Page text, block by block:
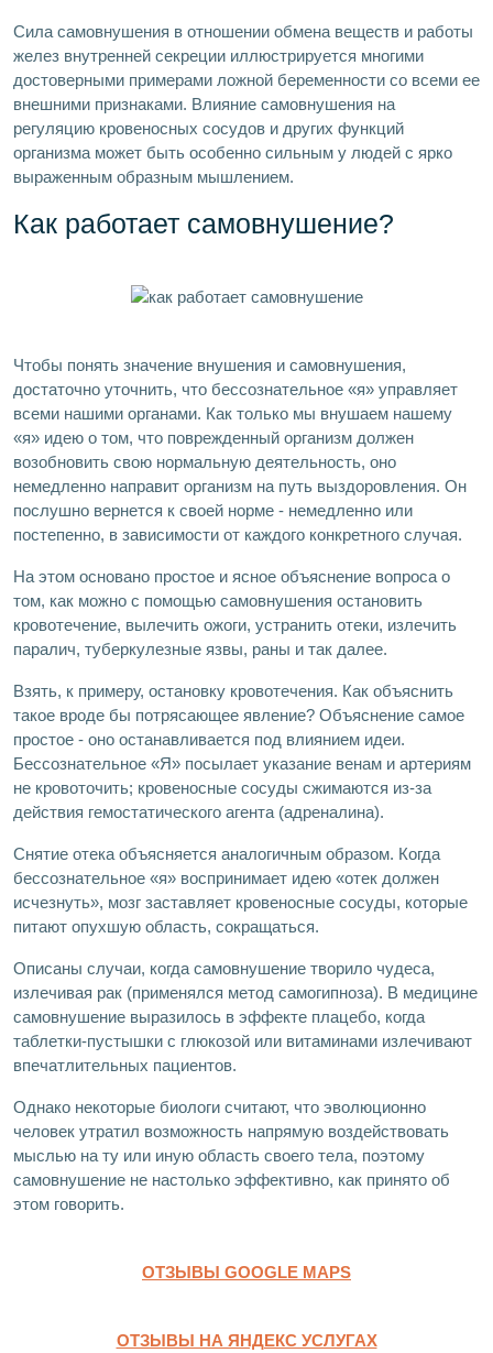
Сила самовнушения в отношении обмена веществ и работы
желез внутренней секреции иллюстрируется многими
достоверными примерами ложной беременности со всеми ее
внешними признаками. Влияние самовнушения на
регуляцию кровеносных сосудов и других функций
организма может быть особенно сильным у людей с ярко
выраженным образным мышлением.
Как работает самовнушение?
Чтобы понять значение внушения и самовнушения,
достаточно уточнить, что бессознательное «я» управляет
всеми нашими органами. Как только мы внушаем нашему
«я» идею о том, что поврежденный организм должен
возобновить свою нормальную деятельность, оно
немедленно направит организм на путь выздоровления. Он
послушно вернется к своей норме - немедленно или
постепенно, в зависимости от каждого конкретного случая.
На этом основано простое и ясное объяснение вопроса о
том, как можно с помощью самовнушения остановить
кровотечение, вылечить ожоги, устранить отеки, излечить
паралич, туберкулезные язвы, раны и так далее.
Взять, к примеру, остановку кровотечения. Как объяснить
такое вроде бы потрясающее явление? Объяснение самое
простое - оно останавливается под влиянием идеи.
Бессознательное «Я» посылает указание венам и артериям
не кровоточить; кровеносные сосуды сжимаются из-за
действия гемостатического агента (адреналина).
Снятие отека объясняется аналогичным образом. Когда
бессознательное «я» воспринимает идею «отек должен
исчезнуть», мозг заставляет кровеносные сосуды, которые
питают опухшую область, сокращаться.
Описаны случаи, когда самовнушение творило чудеса,
излечивая рак (применялся метод самогипноза). В медицине
самовнушение выразилось в эффекте плацебо, когда
таблетки-пустышки с глюкозой или витаминами излечивают
впечатлительных пациентов.
Однако некоторые биологи считают, что эволюционно
человек утратил возможность напрямую воздействовать
мыслью на ту или иную область своего тела, поэтому
самовнушение не настолько эффективно, как принято об
этом говорить.
ОТЗЫВЫ GOOGLE MAPS
ОТЗЫВЫ НА ЯНДЕКС УСЛУГАХ